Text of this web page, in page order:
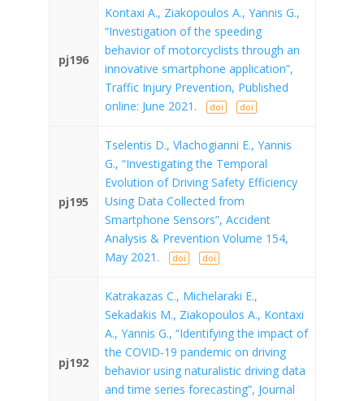
pj196
Kontaxi A., Ziakopoulos A., Yannis G.,
“Investigation of the speeding
behavior of motorcyclists through an
innovative smartphone application”,
Traffic Injury Prevention, Published
online: June 2021.
doi doi
pj195
Tselentis D., Vlachogianni E., Yannis
G., “Investigating the Temporal
Evolution of Driving Safety Efficiency
Using Data Collected from
Smartphone Sensors”, Accident
Analysis & Prevention Volume 154,
May 2021.
doi doi
pj192
Katrakazas C., Michelaraki E.,
Sekadakis M., Ziakopoulos A., Kontaxi
A., Yannis G., “Identifying the impact of
the COVID-19 pandemic on driving
behavior using naturalistic driving data
and time series forecasting”, Journal